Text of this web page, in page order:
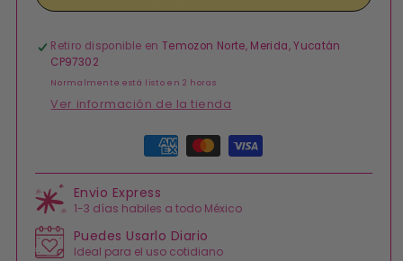
Arracada
Plateada
Chapa
de
Arracada
Plateada
de
Oro
Retiro disponible en Temozon Norte, Merida, Yucatán
CP97302
Normalmente está listo en 2 horas
Ver información de la tienda
pago
Envio Express
1-3 días habiles a todo México
Puedes Usarlo Diario
Ideal para el uso cotidiano